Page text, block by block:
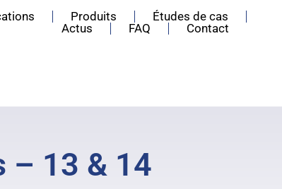
Produits
Études de cas
Actus
FAQ Contact
– 13 & 14